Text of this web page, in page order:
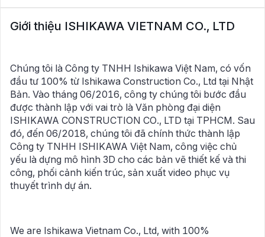
Giới thiệu ISHIKAWA VIETNAM CO., LTD
Chúng tôi là Công ty TNHH Ishikawa Việt Nam, có vốn
đầu tư 100% từ Ishikawa Construction Co., Ltd tại Nhật
Bản. Vào tháng 06/2016, công ty chúng tôi bước đầu
được thành lập với vai trò là Văn phòng đại diện
ISHIKAWA CONSTRUCTION CO., LTD tại TPHCM. Sau
đó, đến 06/2018, chúng tôi đã chính thức thành lập
Công ty TNHH ISHIKAWA Việt Nam, công việc chủ
yếu là dựng mô hình 3D cho các bản vẽ thiết kế và thi
công, phối cảnh kiến trúc, sản xuất video phục vụ
thuyết trình dự án.
We are Ishikawa Vietnam Co., Ltd, with 100%